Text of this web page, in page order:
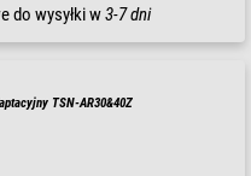
do wysyłki w3-7 dni
TSN-AR30&40Z